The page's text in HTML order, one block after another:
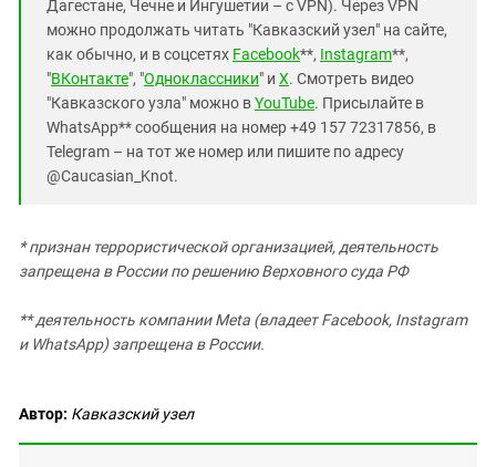
Дагестане, Чечне и Ингушетии – с VPN). Через VPN
можно продолжать читать "Кавказский узел" на сайте,
как обычно, и в соцсетях Facebook**, Instagram**,
"ВКонтакте", "Одноклассники" и X. Смотреть видео
"Кавказского узла" можно вYouTube. Присылайте в
WhatsApp** сообщения на номер +49 157 72317856, в
Telegram – на тот же номер или пишите по адресу
@Caucasian_Knot.
* признан террористической организацией, деятельность
запрещена в России по решению Верховного суда РФ
** деятельность компании Meta (владеет Facebook, Instagram
и WhatsApp) запрещена в России.
Автор: Кавказский узел